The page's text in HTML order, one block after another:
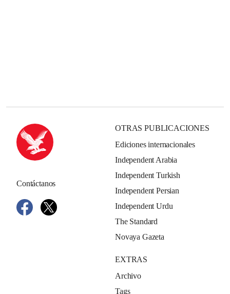
Contáctanos
OTRAS PUBLICACIONES
Ediciones internacionales
Independent Arabia
Independent Turkish
Independent Persian
Independent Urdu
The Standard
Novaya Gazeta
EXTRAS
Archivo
Tags